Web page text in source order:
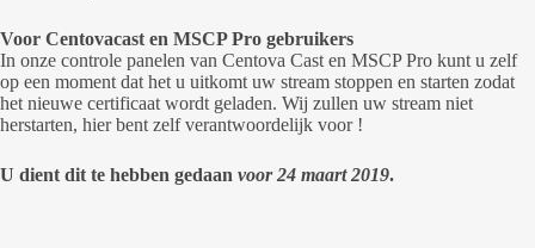
Voor Centovacast en MSCP Pro gebruikers
In onze controle panelen van Centova Cast en MSCP Pro kunt u zelf
op een moment dat het u uitkomt uw stream stoppen en starten zodat
het nieuwe certificaat wordt geladen. Wij zullen uw stream niet
herstarten, hier bent zelf verantwoordelijk voor !
U dient dit te hebben gedaan voor 24 maart 2019.